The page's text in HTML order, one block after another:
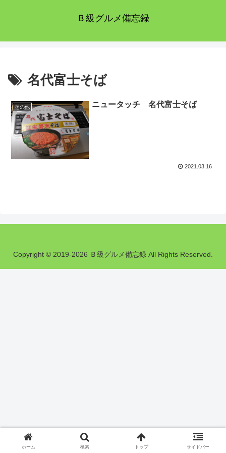
Ｂ級グルメ備忘録
名代富士そば
その他 ニュータッチ 名代富士そば
2021.03.16
Copyright © 2019-2026 Ｂ級グルメ備忘録 All Rights Reserved.
ホーム 検索 トップ サイドバー